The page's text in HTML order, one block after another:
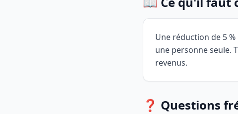
Une réduction de 5
une personne seule.
revenus.
❓ Questions